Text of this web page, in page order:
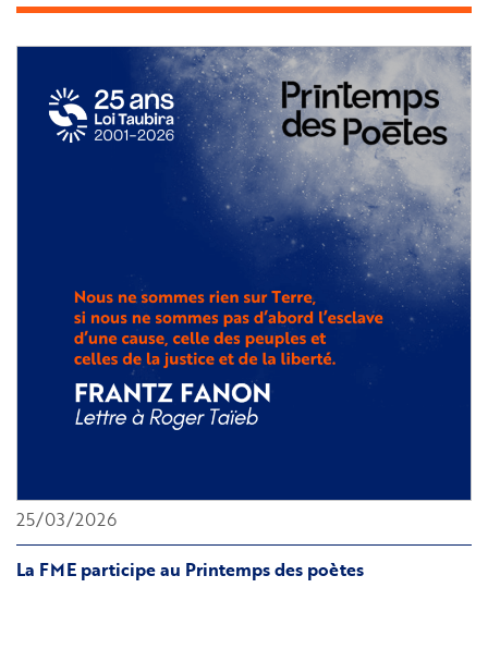
Esclavage
&
Cinéma
:
25
ans
La FME participe au Printemps des poètes
25/03/2026